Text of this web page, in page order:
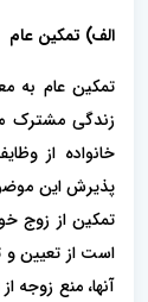
الف) تمکین عام
تمکین عام به
زندگی مشترک
خانواده از
پذیرش این
تمکین از زوج
است از تعیین و
آنها، منع زوجه